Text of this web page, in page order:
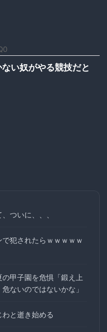
い奴がやる競技だと
ついに、、、
で犯されたらｗｗｗｗｗ
甲子園を危惧「鍛え上
ないのではないかな」
わと逝き始める